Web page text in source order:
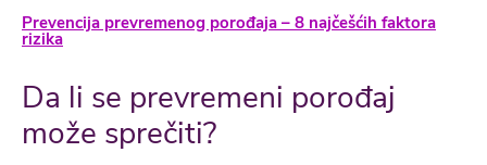
Prevencija prevremenog porođaja – 8 najčešćih faktora
rizika
Da li se prevremeni porođaj
može sprečiti?